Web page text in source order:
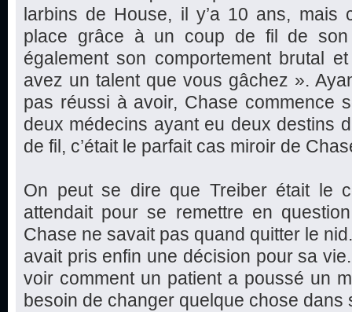
larbins de House, il y’a 10 ans, mais
place grâce à un coup de fil de son
également son comportement brutal
avez un talent que vous gâchez ».
pas réussi à avoir, Chase commence
deux médecins ayant eu deux destins
de fil, c’était le parfait cas miroir de
On peut se dire que Treiber était le
attendait pour se remettre en
Chase ne savait pas quand quitter le
avait pris enfin une décision pour sa
voir comment un patient a poussé un
besoin de changer quelque chose